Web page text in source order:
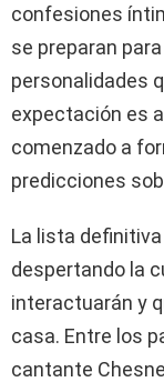
confesiones
se preparan
personalidades
expectación es
comenzado a
predicciones
La lista
despertando la
interactuarán y
casa. Entre los
cantante